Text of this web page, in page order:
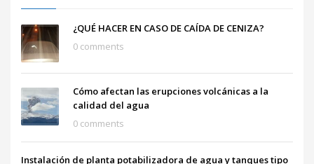
¿QUÉ HACER EN CASO DE CAÍDA DE CENIZA?
0 comments
Cómo afectan las erupciones volcánicas a la
calidad del agua
0 comments
Instalación de planta potabilizadora de agua y tanques tipo